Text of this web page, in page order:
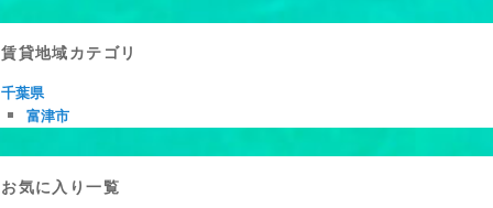
賃貸地域カテゴリ
千葉県
富津市
お気に入り一覧